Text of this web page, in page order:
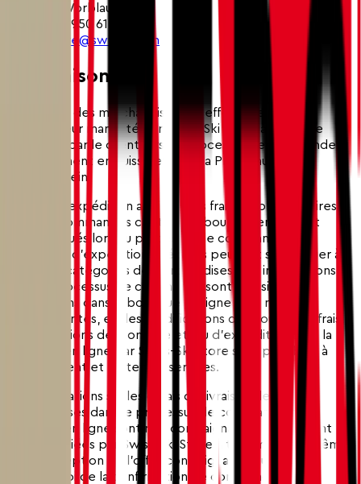
CH-3048 Worblaufen
Tel. +41 31 950 61 11
store@swiss-ski.ch
5. Livraison
La livraison des marchandises est effectuée par un
transporteur mandaté par Swiss-Ski Store à l'adresse
souhaitée par le client lors du processus de commande,
exclusivement en Suisse et dans la Principauté du
Liechtenstein.
Les frais d'expédition ainsi que les frais supplémentaires
pour les commandes contre remboursement seront
communiqués lors du processus de commande. Des
conditions d'expédition spéciales peuvent s'appliquer à
certaines catégories de marchandises. Les informations
dans le processus de commande sont décisives. Les
informations dans la boutique en ligne sont non
contraignantes, et des modifications des coûts, des frais,
des conditions de montage et/ou d'expédition dans la
boutique en ligne par Swiss-Ski Store sont possibles à
tout moment et restent réservées.
Les informations sur les délais de livraison des
marchandises dans le processus de commande de la
boutique en ligne sont non contraignantes et peuvent
être modifiées par Swiss-Ski Store à tout moment même
après réception de l'offre contraignante du client ou
après envoi de la confirmation de commande